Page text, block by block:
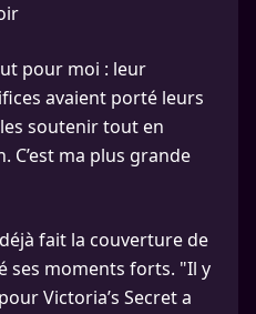
pour moi : leur
avaient porté leurs
soutenir tout en
C’est ma plus grande
fait la couverture de
ses moments forts. "Il y
Victoria’s Secret a